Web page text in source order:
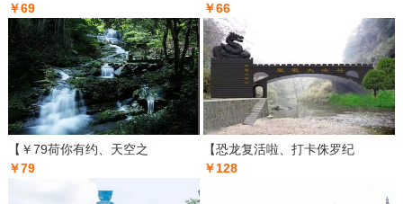
￥69
￥66
【￥79荷你有约、天空之
￥79
【恐龙复活啦、打卡侏罗纪
￥128